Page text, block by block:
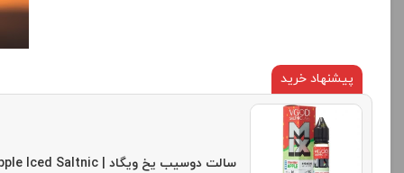
پیشنهاد خرید
سالت دوسیب یخ ویگاد | Vgod MIX Double Apple Iced Saltnic